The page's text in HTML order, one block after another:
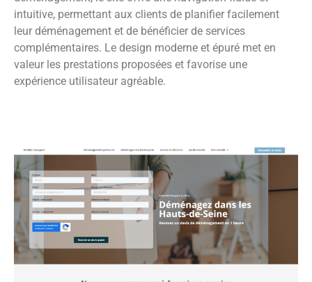
intuitive, permettant aux clients de planifier facilement
leur déménagement et de bénéficier de services
complémentaires. Le design moderne et épuré met en
valeur les prestations proposées et favorise une
expérience utilisateur agréable.